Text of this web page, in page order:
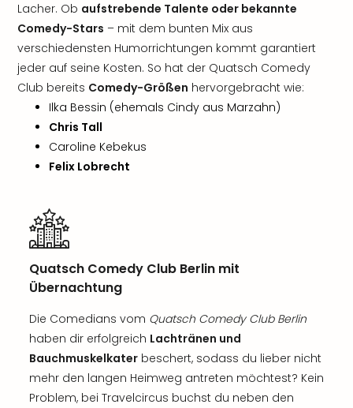
Lacher. Ob aufstrebende Talente oder bekannte
Comedy-Stars – mit dem bunten Mix aus
verschiedensten Humorrichtungen kommt garantiert
jeder auf seine Kosten. So hat der Quatsch Comedy
Club bereits Comedy-Größen hervorgebracht wie:
Ilka Bessin (ehemals Cindy aus Marzahn)
Chris Tall
Caroline Kebekus
Felix Lobrecht
Quatsch Comedy Club Berlin mit
Übernachtung
Die Comedians vom Quatsch Comedy Club Berlin
haben dir erfolgreich Lachtränen und
Bauchmuskelkater beschert, sodass du lieber nicht
mehr den langen Heimweg antreten möchtest? Kein
Problem, bei Travelcircus buchst du neben den